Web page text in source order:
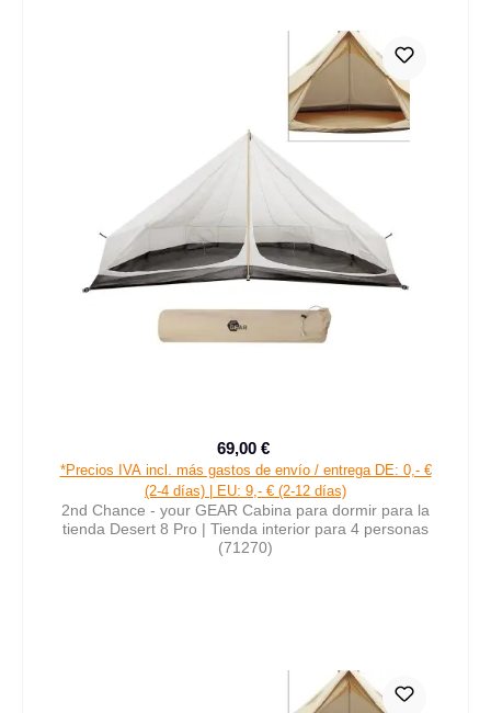
Precio de venta:
69,00 €
*Precios IVA incl. más gastos de envío / entrega DE: 0,- €
(2-4 días) | EU: 9,- € (2-12 días)
2nd Chance - your GEAR Cabina para dormir para la
tienda Desert 8 Pro | Tienda interior para 4 personas
(71270)